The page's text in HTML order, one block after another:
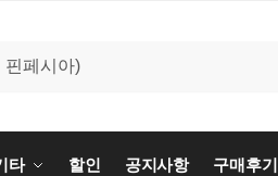
타 할인 공지사항 구매후기